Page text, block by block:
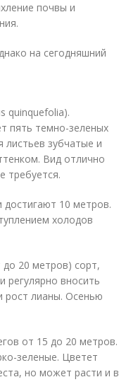
почвы и
на сегодняшний
quinquefolia).
пять темно-зеленых
зубчатые и
Вид отлично
требуется.
достигают 10 метров.
холодов
20 метров) сорт,
регулярно вносить
рост лианы. Осенью
от 15 до 20 метров.
зеленые. Цветет
но может расти и в